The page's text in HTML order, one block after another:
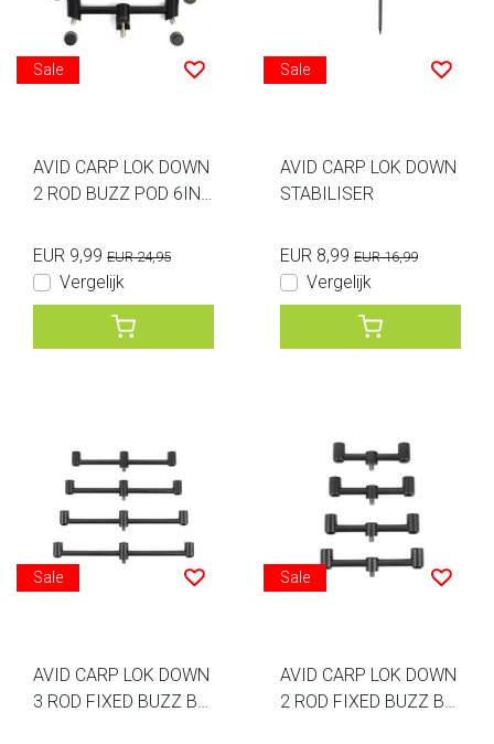
Sale
AVID CARP LOK DOWN
2 ROD BUZZ POD 6INC
EUR 9,99 EUR 24,95
Vergelijk
Sale
AVID CARP LOK DOWN
STABILISER
EUR 8,99 EUR 16,99
Vergelijk
Sale
AVID CARP LOK DOWN
3 ROD FIXED BUZZ BA
Sale
AVID CARP LOK DOWN
2 ROD FIXED BUZZ BA